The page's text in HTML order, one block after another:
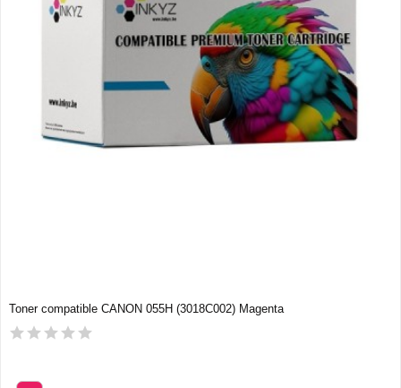
Toner compatible CANON 055H (3018C002) Magenta